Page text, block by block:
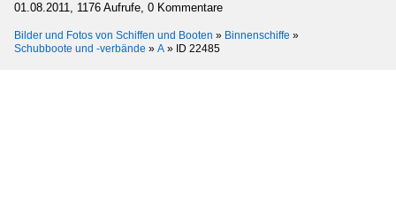
01.08.2011, 1176 Aufrufe, 0 Kommentare
Bilder und Fotos von Schiffen und Booten » Binnenschiffe »
Schubboote und -verbände » A » ID 22485